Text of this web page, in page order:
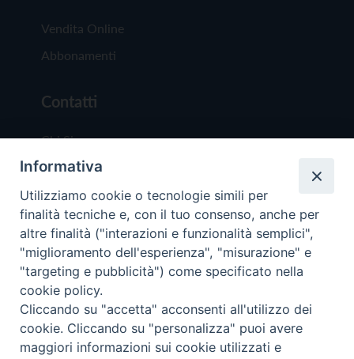
Vendita Online
Abbonamenti
Contatti
Chi Siamo
Redazione
Scrivici
Copyright © 2019 - Tutti i diritti riservati - Vita
Trentina Editrice
Privacy Policy
Informativa
Utilizziamo cookie o tecnologie simili per
finalità tecniche e, con il tuo consenso, anche per
altre finalità ("interazioni e funzionalità semplici",
"miglioramento dell'esperienza", "misurazione" e
"targeting e pubblicità") come specificato nella
cookie policy.
Cliccando su "accetta" acconsenti all'utilizzo dei
cookie. Cliccando su "personalizza" puoi avere
maggiori informazioni sui cookie utilizzati e